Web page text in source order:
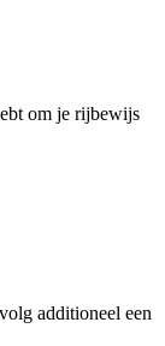
om je rijbewijs
additioneel een